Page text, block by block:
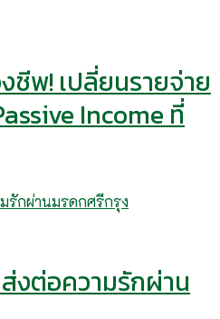
พ! เปลี่ยนรายจ่าย
Income ที่
งต่อความรักผ่าน